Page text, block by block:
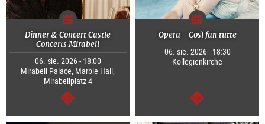
Dinner & Concert Castle
Concerts Mirabell
06. sie. 2026 - 18:00
Mirabell Palace, Marble Hall,
Mirabellplatz 4
dalej
Opera - Così fan tutte
06. sie. 2026 - 18:30
Kollegienkirche
dalej